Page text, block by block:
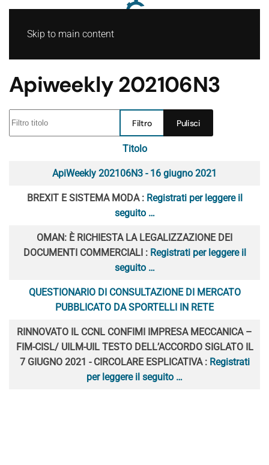
Skip to main content
Apiweekly 202106N3
Filtro Pulisci
Titolo
ApiWeekly 202106N3 - 16 giugno 2021
BREXIT E SISTEMA MODA : Registrati per leggere il
seguito …
OMAN: È RICHIESTA LA LEGALIZZAZIONE DEI
DOCUMENTI COMMERCIALI : Registrati per leggere il
seguito …
QUESTIONARIO DI CONSULTAZIONE DI MERCATO
PUBBLICATO DA SPORTELLI IN RETE
RINNOVATO IL CCNL CONFIMI IMPRESA MECCANICA –
FIM-CISL/ UILM-UIL TESTO DELL’ACCORDO SIGLATO IL
7 GIUGNO 2021 - CIRCOLARE ESPLICATIVA : Registrati
per leggere il seguito …